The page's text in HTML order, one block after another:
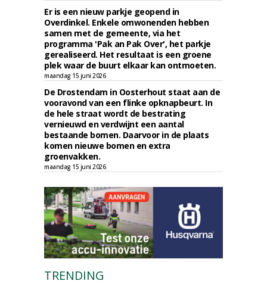
Er is een nieuw parkje geopend in
Overdinkel. Enkele omwonenden hebben
samen met de gemeente, via het
programma 'Pak an Pak Over', het parkje
gerealiseerd. Het resultaat is een groene
plek waar de buurt elkaar kan ontmoeten.
maandag 15 juni 2026
De Drostendam in Oosterhout staat aan de
vooravond van een flinke opknapbeurt. In
de hele straat wordt de bestrating
vernieuwd en verdwijnt een aantal
bestaande bomen. Daarvoor in de plaats
komen nieuwe bomen en extra
groenvakken.
maandag 15 juni 2026
TRENDING